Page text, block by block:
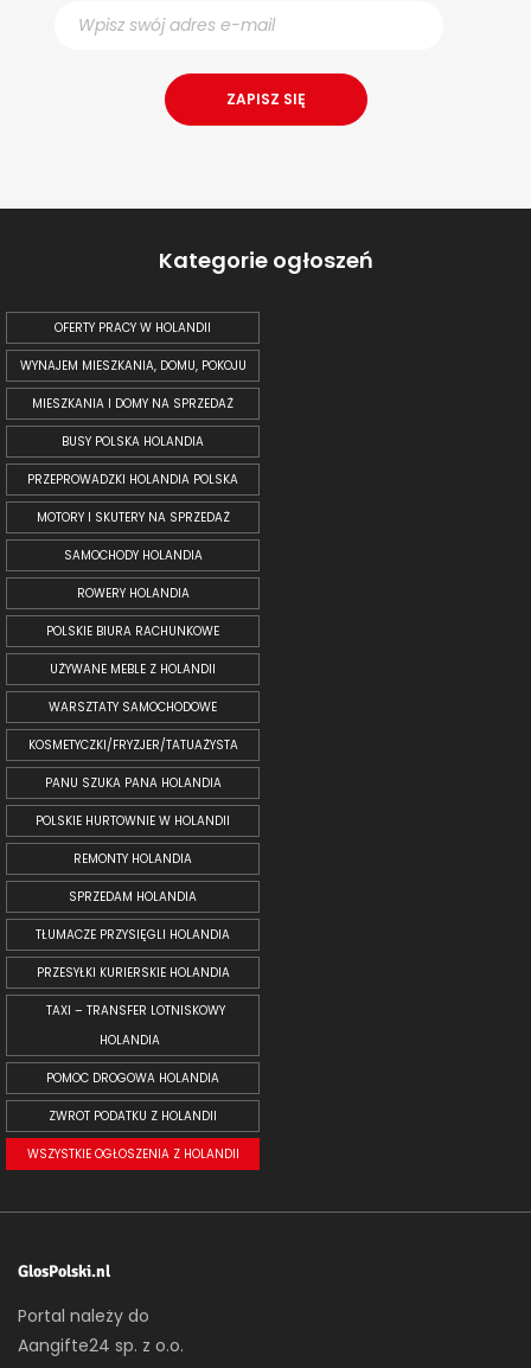
Kategorie ogłoszeń
OFERTY PRACY W HOLANDII
WYNAJEM MIESZKANIA, DOMU, POKOJU
MIESZKANIA I DOMY NA SPRZEDAŻ
BUSY POLSKA HOLANDIA
PRZEPROWADZKI HOLANDIA POLSKA
MOTORY I SKUTERY NA SPRZEDAŻ
SAMOCHODY HOLANDIA
ROWERY HOLANDIA
POLSKIE BIURA RACHUNKOWE
UŻYWANE MEBLE Z HOLANDII
WARSZTATY SAMOCHODOWE
KOSMETYCZKI/FRYZJER/TATUAŻYSTA
PANU SZUKA PANA HOLANDIA
POLSKIE HURTOWNIE W HOLANDII
REMONTY HOLANDIA
SPRZEDAM HOLANDIA
TŁUMACZE PRZYSIĘGLI HOLANDIA
PRZESYŁKI KURIERSKIE HOLANDIA
TAXI – TRANSFER LOTNISKOWY
HOLANDIA
POMOC DROGOWA HOLANDIA
ZWROT PODATKU Z HOLANDII
WSZYSTKIE OGŁOSZENIA Z HOLANDII
GlosPolski.nl
Portal należy do
Aangifte24 sp. z o.o.